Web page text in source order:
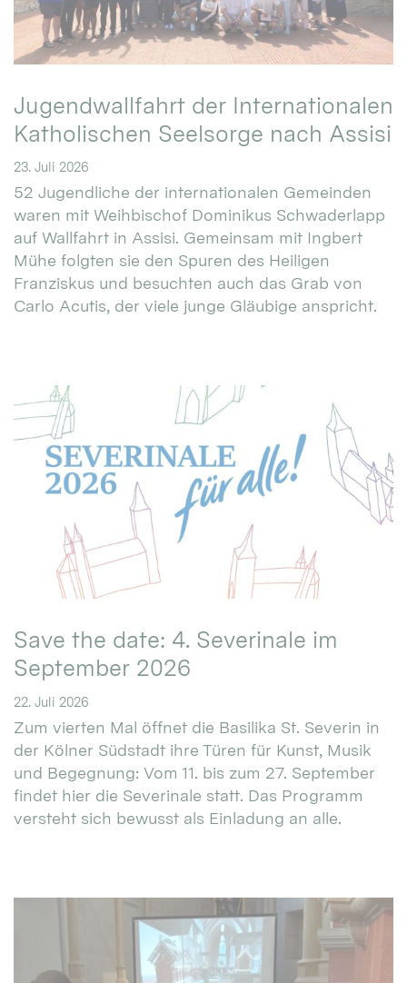
Jugendwallfahrt der Internationalen
Katholischen Seelsorge nach Assisi
23. Juli 2026
52 Jugendliche der internationalen Gemeinden
waren mit Weihbischof Dominikus Schwaderlapp
auf Wallfahrt in Assisi. Gemeinsam mit Ingbert
Mühe folgten sie den Spuren des Heiligen
Franziskus und besuchten auch das Grab von
Carlo Acutis, der viele junge Gläubige anspricht.
Save the date: 4. Severinale im
September 2026
22. Juli 2026
Zum vierten Mal öffnet die Basilika St. Severin in
der Kölner Südstadt ihre Türen für Kunst, Musik
und Begegnung: Vom 11. bis zum 27. September
findet hier die Severinale statt. Das Programm
versteht sich bewusst als Einladung an alle.